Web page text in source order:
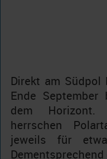
Direkt am
Ende
dem
herrschen
jeweils für